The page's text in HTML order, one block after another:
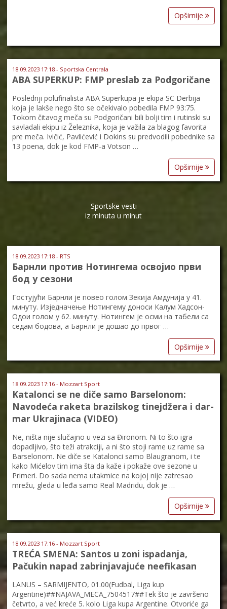
Opširnije
18.09.2023 17:18 - Sportska Centrala
ABA SUPERKUP: FMP preslab za Podgoričane
Poslednji polufinalista ABA Superkupa je ekipa SC Derbija
koja je lakše nego što se očekivalo pobedila FMP 93:75.
Tokom čitavog meča su Podgoričani bili bolji tim i rutinski su
savladali ekipu iz Železnika, koja je važila za blagog favorita
pre meča. Ivičić, Pavlićević i Dokins su predvodili pobednike sa
13 poena, dok je kod FMP-a Votson …
Opširnije
Sportske vesti
iz minuta u minut
18.09.2023 17:18 - RTS
Барнли против Нотингема освојио први
бод у сезони
Гостујући Барнли је повео голом Зекија Амдунија у 41.
минуту. Изједначење Нотингему доноси Калум Хадсон-
Одои голом у 62. минуту. Нотингем је осми на табели са
седам бодова, а Барнли је дошао до првог …
Opširnije
18.09.2023 17:16 - Mozzart Sport
Katalonci se ne diče samo Barselonom:
Navodeća raketa brazilskog tinejdžera i dar-
mar Ukrajinaca (VIDEO)
Ne, ništa nije slučajno u vezi sa Đironom. Ni to što igra
dopadljivo, što teži atrakciji, a ni što stoji rame uz rame sa
Barselonom. Ne diče se Katalonci samo Blaugranom, i te
kako Mićelov tim ima šta da kaže i pokaže ove sezone u
Primeri. Do sada nema utakmice na kojoj nije zatresao
mrežu, gleda u leđa samo Real Madridu, dok je …
Opširnije
18.09.2023 17:16 - Mozzart Sport
TREĆA SMENA: Santos u zoni ispadanja,
Pačukin napad zabrinjavajuće neefikasan
LANUS – SARMIJENTO, 01.00(Fudbal, Liga kup
Argentine)##NAJAVA_MECA_7504517##Tek što je završeno
četvrto, a već kreće 5. kolo Liga kupa Argentine. Otvoriće ga